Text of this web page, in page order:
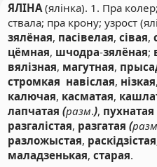
ЯЛІНА(ялінка). 1. Пра
ствала; пра крону; узрост
зялёная, пасівелая, сівая,
цёмная, шчодра-зялёная;
вялізная, магутная,
стромкая навіслая, нізкая,
калючая, касматая,
лапчатая (разм.), пухнатая
разгалістая, разгатая (разм
разложыстая, раскідзістая
маладзенькая, старая.